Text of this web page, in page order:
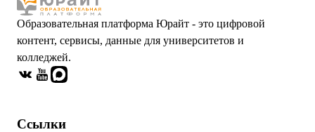
Образовательная платформа Юрайт - это цифровой
контент, сервисы, данные для университетов и
колледжей.
Ссылки